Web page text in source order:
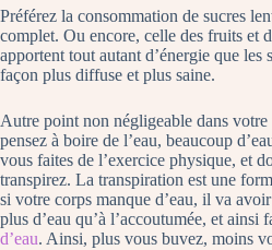
Préférez la consommation de sucres
complet. Ou encore, celle des fruits et
apportent tout autant d’énergie que les
façon plus diffuse et plus saine.
Autre point non négligeable dans votre
pensez à boire de l’eau, beaucoup
vous faites de l’exercice physique, et
transpirez. La transpiration est une
si votre corps manque d’eau, il va
plus d’eau qu’à l’accoutumée, et ainsi
d’eau. Ainsi, plus vous buvez, moins